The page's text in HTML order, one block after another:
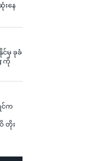
းနေ
မှ ခုခံ
ကို
င်က
တိုး